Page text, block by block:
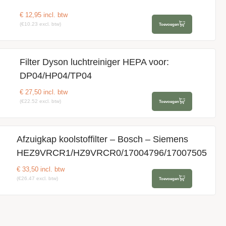
€ 12,95 incl. btw
(€10.23 excl. btw) Toevoegen
Filter Dyson luchtreiniger HEPA voor:
DP04/HP04/TP04
€ 27,50 incl. btw
(€22.52 excl. btw) Toevoegen
Afzuigkap koolstoffilter – Bosch – Siemens
HEZ9VRCR1/HZ9VRCR0/17004796/17007505
€ 33,50 incl. btw
(€26.47 excl. btw) Toevoegen